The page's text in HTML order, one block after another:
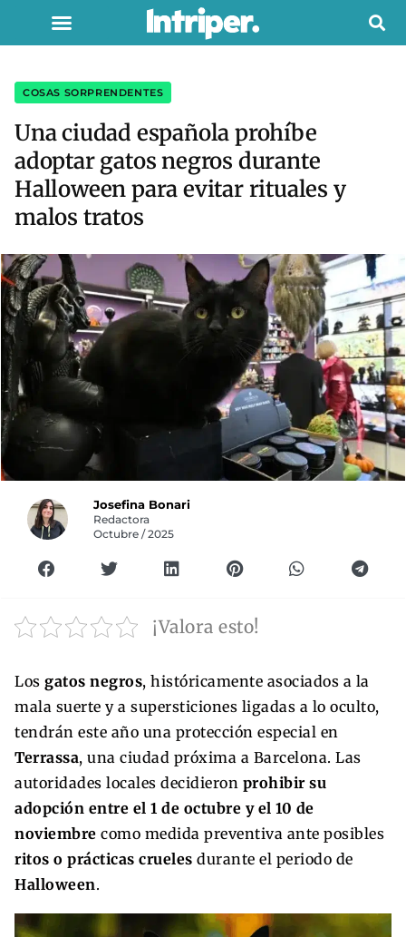
COSAS SORPRENDENTES
Una ciudad española prohíbe
adoptar gatos negros durante
Halloween para evitar rituales y
malos tratos
Josefina Bonari
Redactora
Octubre / 2025
¡Valora esto!
Los gatos negros, históricamente asociados a la
mala suerte y a supersticiones ligadas a lo oculto,
tendrán este año una protección especial en
Terrassa, una ciudad próxima a Barcelona. Las
autoridades locales decidieron prohibir su
adopción entre el 1 de octubre y el 10 de
noviembre como medida preventiva ante posibles
ritos o prácticas crueles durante el periodo de
Halloween.